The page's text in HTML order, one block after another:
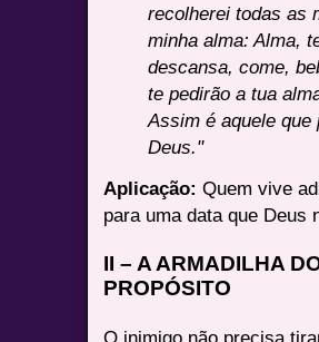
recolherei todas as
minha alma: Alma,
descansa, come,
te pedirão a tua
Assim é aquele
Deus."
Aplicação: Quem vive
para uma data que Deus
II – A ARMADILHA
PROPÓSITO